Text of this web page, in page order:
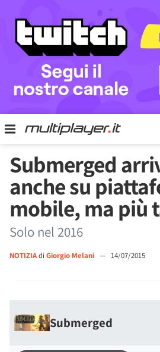
Submerged
anche su
mobile, ma più
Solo nel 2016
NOTIZIAdi Giorgio Melani — 14/07/2015
Submerged